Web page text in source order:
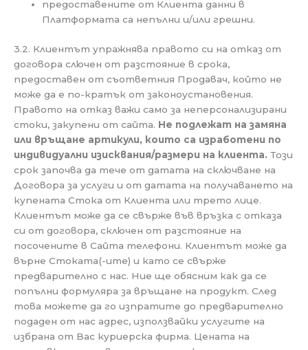
предоставените от Клиента данни в
Платформата са непълни и/или грешни.
3.2. Клиентът упражнява правото си на отказ от
договора слючен от разстояние в срока,
предоставен от съответния Продавач, който не
може да е по-кратък от законоустановения.
Правото на отказ важи само за неперсонализирани
стоки, закупени от сайта. Не подлежат на замяна
или връщане артикули, които са изработени по
индивидуални изисквания/размери на клиента. Този
срок започва да тече от датата на сключване на
Договора за услуги и от датата на получаването на
купената Стока от Клиента или трето лице.
Клиентът може да се свърже във връзка с отказа
си от договора, сключен от разстояние на
посочените в Сайта телефони. Клиентът може да
върне Стоката(-ите) и като се свърже
предварително с нас. Ние ще обясним как да се
попълни формуляра за връщане на продукт. След
това можете да го изпратите до предварително
подаден от нас адрес, използвайки услугите на
избрана от Вас куриерска фирма. Цената на